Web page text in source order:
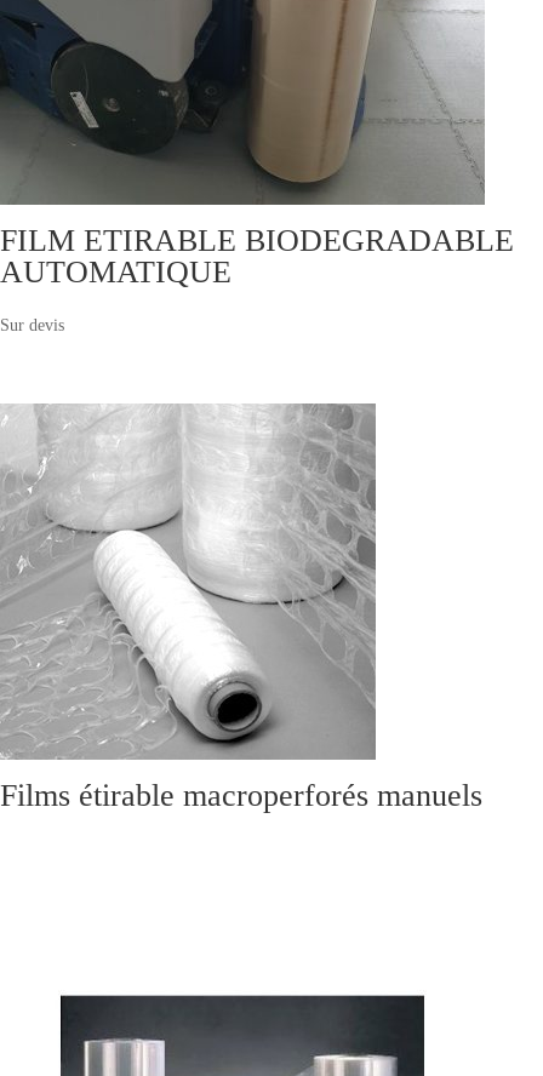
FILM ETIRABLE BIODEGRADABLE
AUTOMATIQUE
Sur devis
Films étirable macroperforés manuels